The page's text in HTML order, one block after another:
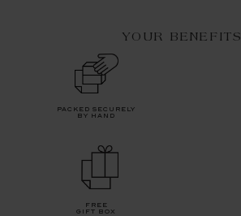
YOUR BENEFITS
packed securely
by hand
free
gift box